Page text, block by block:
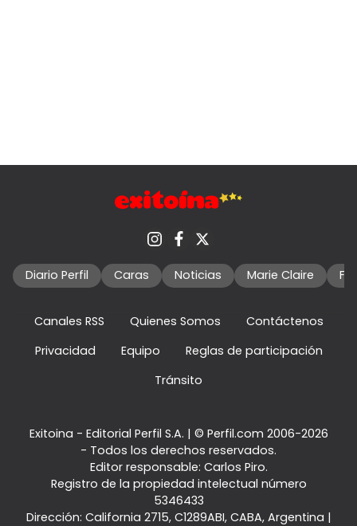
Diario Perfil Caras Noticias Marie Claire
Canales RSS Quienes Somos
Contáctenos
Privacidad
Equipo
Reglas de participación
Tránsito
Exitoina - Editorial Perfil S.A. | © Perfil.com 2006-2026
- Todos los derechos reservados.
Editor responsable: Carlos Piro.
Registro de la propiedad intelectual número
5346433
Dirección: California 2715, C1289ABI, CABA, Argentina |